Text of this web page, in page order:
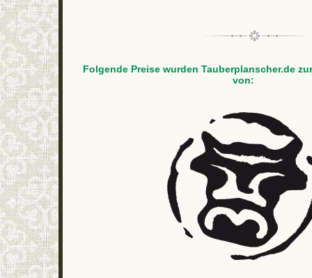
Folgende Preise wurden Tauberplanscher.de
von: